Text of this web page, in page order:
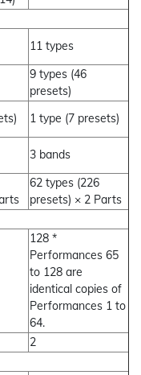
11 types
9 types (46
presets)
1 type (7 presets)
3 bands
62 types (226
presets) × 2 Parts
128 *
Performances 65
to 128 are
identical copies of
Performances 1 to
64.
2